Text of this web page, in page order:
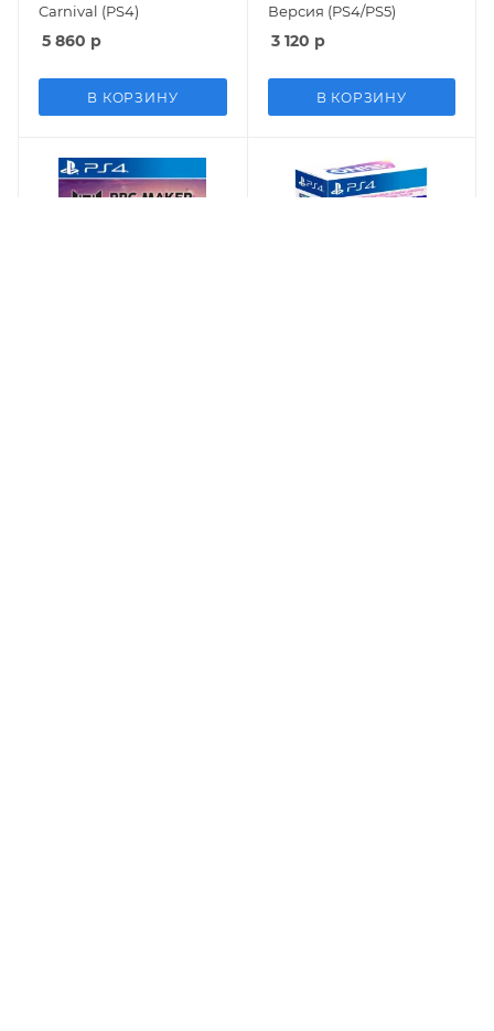
Carnival (PS4)
5 860 р
В КОРЗИНУ
Версия (PS4/PS5)
3 120 р
В КОРЗИНУ